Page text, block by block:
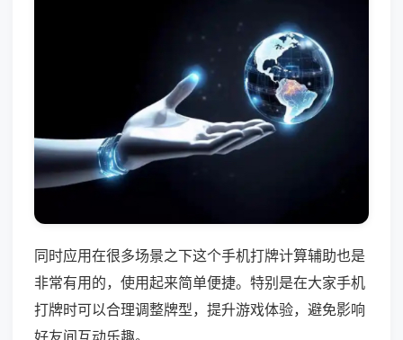
同时应用在很多场景之下这个手机打牌计算辅助也是
非常有用的，使用起来简单便捷。特别是在大家手机
打牌时可以合理调整牌型，提升游戏体验，避免影响